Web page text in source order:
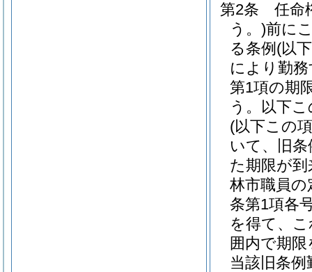
第2条
任命
う。)前に
る条例 (以
により勤
第1項の期
う。以下
(以下この
いて、旧
た期限が
林市職員
条第1項各
を得て、
囲内で期
当該旧条